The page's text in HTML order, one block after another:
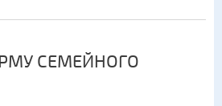
СЕМЕЙНОГО